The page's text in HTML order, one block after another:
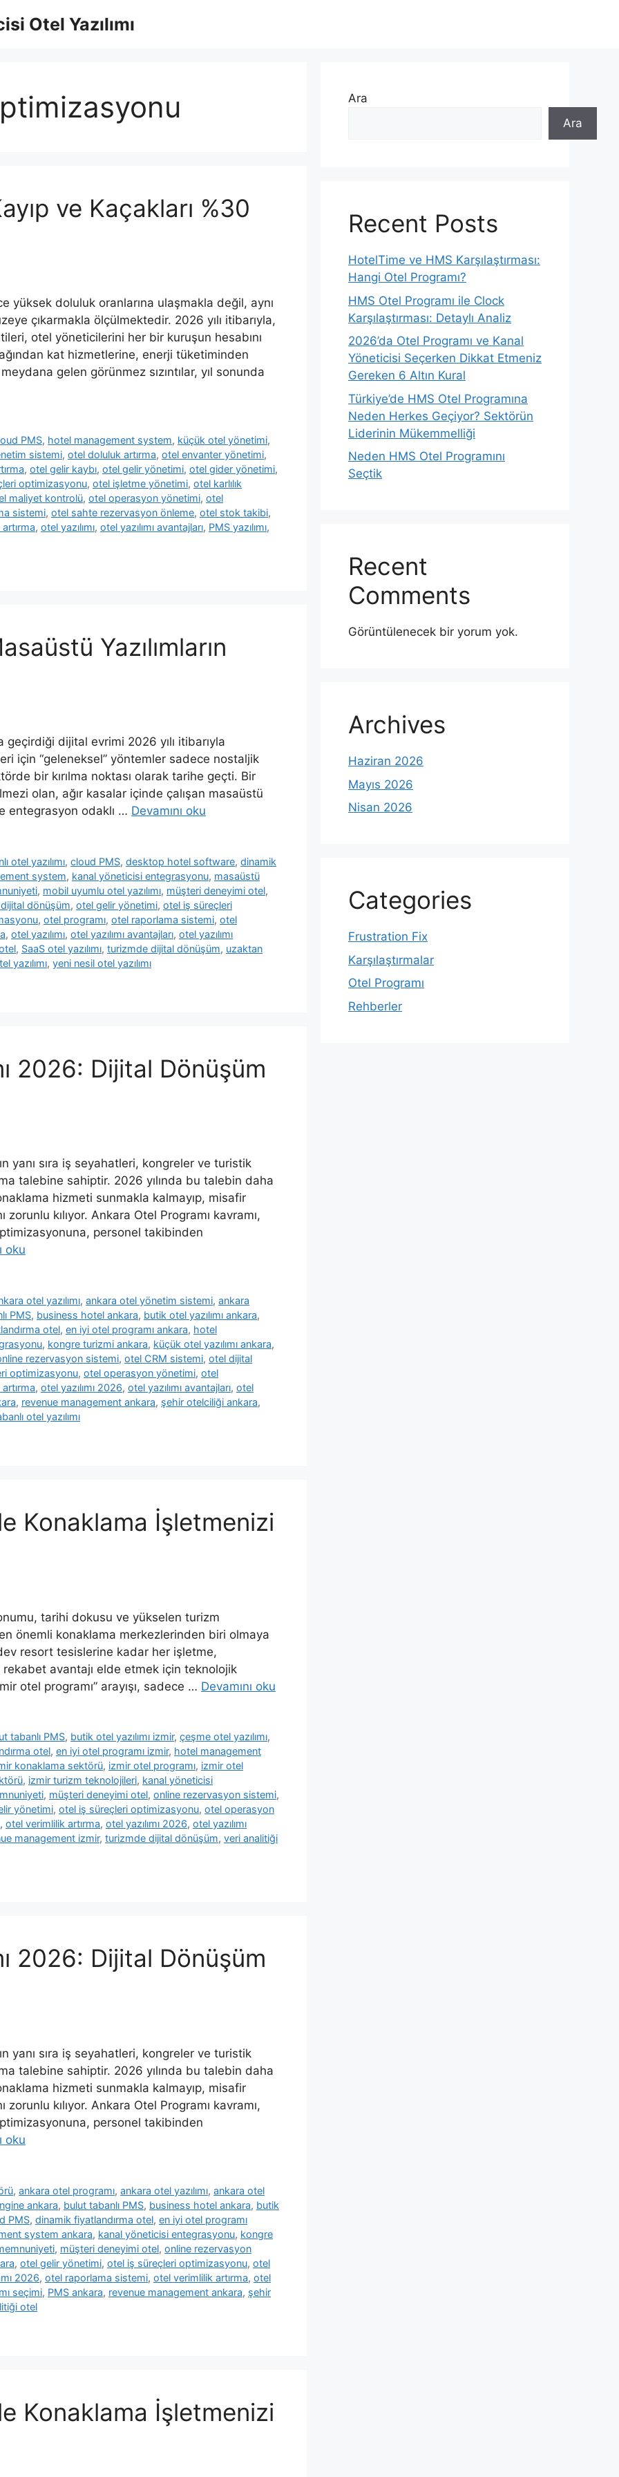
Otel Yazılımı
ve Kaçakları %30
yüksek doluluk oranlarına ulaşmakla değil, aynı
çıkarmakla ölçülmektedir. 2026 yılı itibarıyla,
otel yöneticilerini her bir kuruşun hesabını
kat hizmetlerine, enerji tüketiminden
gelen görünmez sızıntılar, yıl sonunda
PMS, hotel management system, küçük otel yönetimi,
sistemi, otel doluluk artırma, otel envanter yönetimi,
, otel gelir kaybı, otel gelir yönetimi, otel gider yönetimi,
optimizasyonu, otel işletme yönetimi, otel karlılık
maliyet kontrolü, otel operasyon yönetimi, otel
sistemi, otel sahte rezervasyon önleme, otel stok takibi,
, otel yazılımı, otel yazılımı avantajları, PMS yazılımı,
Yazılımların
dijital evrimi 2026 yılı itibarıyla
için “geleneksel” yöntemler sadece nostaljik
bir kırılma noktası olarak tarihe geçti. Bir
olan, ağır kasalar içinde çalışan masaüstü
entegrasyon odaklı … Devamını oku
otel yazılımı,cloud PMS,desktop hotel software,dinamik
system, kanal yöneticisi entegrasyonu, masaüstü
, mobil uyumlu otel yazılımı, müşteri deneyimi otel,
dönüşüm, otel gelir yönetimi, otel iş süreçleri
, otel programı, otel raporlama sistemi, otel
, otel yazılımı, otel yazılımı avantajları, otel yazılımı
, SaaS otel yazılımı, turizmde dijital dönüşüm, uzaktan
yazılımı, yeni nesil otel yazılımı
2026: Dijital Dönüşüm
yanı sıra iş seyahatleri, kongreler ve turistik
talebine sahiptir. 2026 yılında bu talebin daha
hizmeti sunmakla kalmayıp, misafir
kılıyor. Ankara Otel Programı kavramı,
personel takibinden
oku
otel yazılımı,ankara otel yönetim sistemi,ankara
PMS, business hotel ankara, butik otel yazılımı ankara,
otel, en iyi otel programı ankara, hotel
, kongre turizmi ankara, küçük otel yazılımı ankara,
rezervasyon sistemi, otel CRM sistemi, otel dijital
optimizasyonu, otel operasyon yönetimi, otel
, otel yazılımı 2026, otel yazılımı avantajları, otel
, revenue management ankara, şehir otelciliği ankara,
otel yazılımı
Konaklama İşletmenizi
tarihi dokusu ve yükselen turizm
önemli konaklama merkezlerinden biri olmaya
resort tesislerine kadar her işletme,
avantajı elde etmek için teknolojik
otel programı” arayışı, sadece … Devamını oku
tabanlı PMS, butik otel yazılımı izmir,çeşme otel yazılımı,
otel, en iyi otel programı izmir, hotel management
konaklama sektörü, izmir otel programı, izmir otel
, izmir turizm teknolojileri, kanal yöneticisi
, müşteri deneyimi otel, online rezervasyon sistemi,
yönetimi, otel iş süreçleri optimizasyonu, otel operasyon
, otel verimlilik artırma, otel yazılımı 2026, otel yazılımı
management izmir, turizmde dijital dönüşüm, veri analitiği
2026: Dijital Dönüşüm
yanı sıra iş seyahatleri, kongreler ve turistik
talebine sahiptir. 2026 yılında bu talebin daha
hizmeti sunmakla kalmayıp, misafir
kılıyor. Ankara Otel Programı kavramı,
personel takibinden
oku
,ankara otel programı,ankara otel yazılımı,ankara otel
ankara, bulut tabanlı PMS, business hotel ankara, butik
PMS, dinamik fiyatlandırma otel, en iyi otel programı
system ankara, kanal yöneticisi entegrasyonu, kongre
, müşteri deneyimi otel, online rezervasyon
, otel gelir yönetimi, otel iş süreçleri optimizasyonu, otel
2026, otel raporlama sistemi, otel verimlilik artırma, otel
seçimi, PMS ankara, revenue management ankara, şehir
otel
Konaklama İşletmenizi
Ara
Ara
Recent Posts
HotelTime ve HMS Karşılaştırması:
Hangi Otel Programı?
HMS Otel Programı ile Clock
Karşılaştırması: Detaylı Analiz
2026’da Otel Programı ve Kanal
Yöneticisi Seçerken Dikkat Etmeniz
Gereken 6 Altın Kural
Türkiye’de HMS Otel Programına
Neden Herkes Geçiyor? Sektörün
Liderinin Mükemmelliği
Neden HMS Otel Programını
Seçtik
Recent
Comments
Görüntülenecek bir yorum yok.
Archives
Haziran 2026
Mayıs 2026
Nisan 2026
Categories
Frustration Fix
Karşılaştırmalar
Otel Programı
Rehberler